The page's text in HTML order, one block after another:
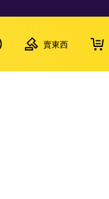
賣東西